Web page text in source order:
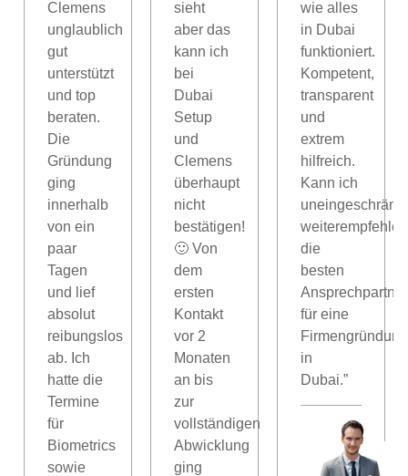
Clemens
unglaublich
gut
unterstützt
und top
beraten.
Die
Gründung
ging
innerhalb
von ein
paar
Tagen
und lief
absolut
reibungslos
ab. Ich
hatte die
Termine
für
Biometrics
sowie
sieht
aber das
kann ich
bei
Dubai
Setup
und
Clemens
überhaupt
nicht
bestätigen!
🙂 Von
dem
ersten
Kontakt
vor 2
Monaten
an bis
zur
vollständigen
Abwicklung
ging
wie alles
in Dubai
funktioniert.
Kompetent,
transparent
und
extrem
hilfreich.
Kann ich
uneingeschränkt
die
besten
Ansprechpartner
für eine
Firmengründung
in
Dubai.”